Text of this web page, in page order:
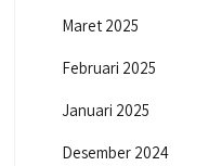
Maret 2025
Februari 2025
Januari 2025
Desember 2024